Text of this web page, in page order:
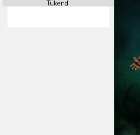
Tükendi